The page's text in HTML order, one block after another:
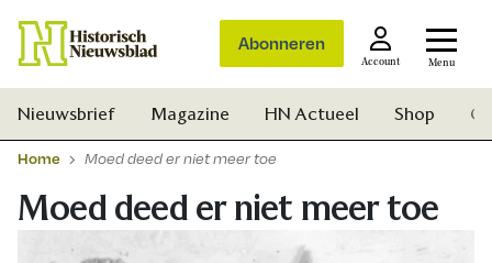
Abonneren
Account Menu
Nieuwsbrief Magazine HN Actueel Shop
Home Moed deed er niet meer toe
Moed deed er niet meer toe